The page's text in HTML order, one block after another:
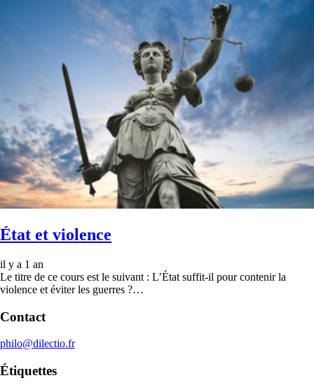
État et violence
il y a 1 an
Le titre de ce cours est le suivant : L’État suffit-il pour contenir la
violence et éviter les guerres ?…
Contact
philo@dilectio.fr
Étiquettes